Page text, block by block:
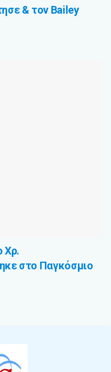
& τον Bailey
Χρ.
στο Παγκόσμιο